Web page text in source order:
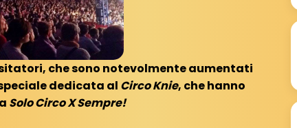
che sono notevolmente aumentati
dedicata al Circo Knie, che hanno
Solo Circo X Sempre!